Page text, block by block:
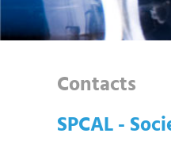
Contacts
SPCAL -